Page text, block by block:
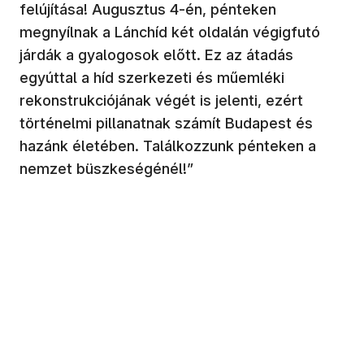
felújítása! Augusztus 4-én, pénteken
megnyílnak a Lánchíd két oldalán végigfutó
járdák a gyalogosok előtt. Ez az átadás
egyúttal a híd szerkezeti és műemléki
rekonstrukciójának végét is jelenti, ezért
történelmi pillanatnak számít Budapest és
hazánk életében. Találkozzunk pénteken a
nemzet büszkeségénél!”